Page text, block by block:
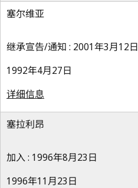
塞尔维亚
继承宣告/通知 : 2001年3月12日
1992年4月27日
详细信息
塞拉利昂
加入 : 1996年8月23日
1996年11月23日